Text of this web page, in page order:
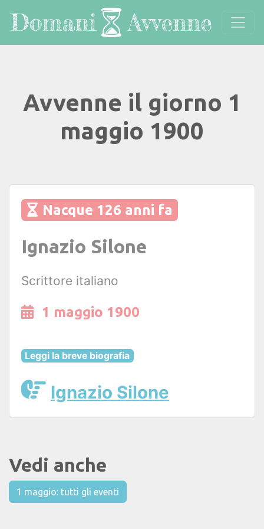
Avvenne il giorno 1
maggio 1900
Nacque 126 anni fa
Ignazio Silone
Scrittore italiano
1 maggio 1900
Leggi la breve biografia
Ignazio Silone
Vedi anche
1 maggio: tutti gli eventi